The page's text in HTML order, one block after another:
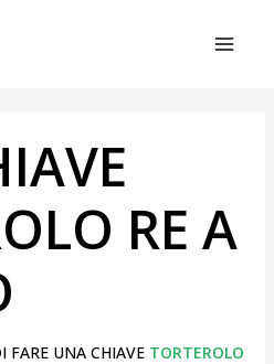
RE A
FARE UNA CHIAVE TORTEROLO